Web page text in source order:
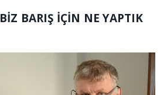
BIZ BARIŞ IÇIN NE YAPTIK